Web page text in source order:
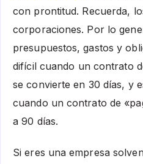
con prontitud. Recuerda,
corporaciones. Por lo
presupuestos, gastos y
difícil cuando un contrato
se convierte en 30 días, y
cuando un contrato de
a 90 días.
Si eres una empresa